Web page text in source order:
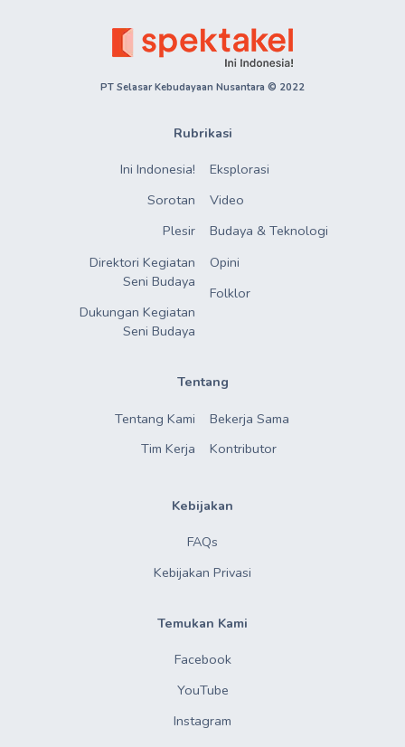
PT Selasar Kebudayaan Nusantara © 2022
Rubrikasi
Ini Indonesia!
Sorotan
Plesir
Direktori Kegiatan
Seni Budaya
Dukungan Kegiatan
Seni Budaya
Eksplorasi
Video
Budaya & Teknologi
Opini
Folklor
Tentang
Tentang Kami
Tim Kerja
Bekerja Sama
Kontributor
Kebijakan
FAQs
Kebijakan Privasi
Temukan Kami
Facebook
YouTube
Instagram